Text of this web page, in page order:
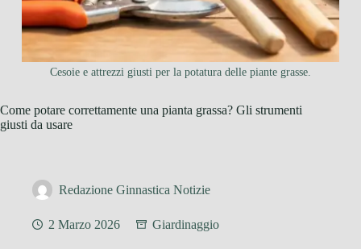
Cesoie e attrezzi giusti per la potatura delle piante grasse.
Come potare correttamente una pianta grassa? Gli strumenti
giusti da usare
Redazione Ginnastica Notizie
2 Marzo 2026 Giardinaggio